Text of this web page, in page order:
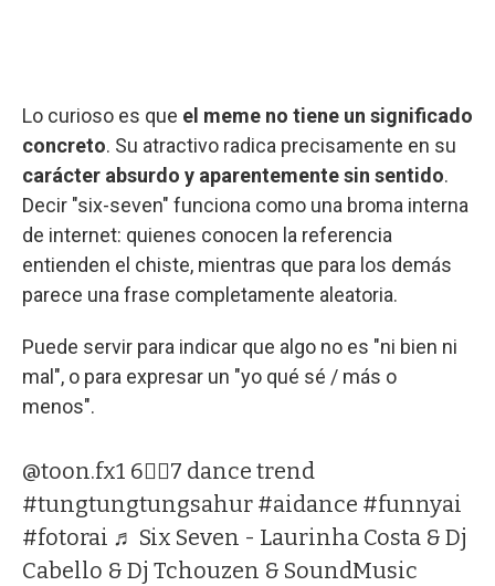
Lo curioso es que el meme no tiene un significado
concreto. Su atractivo radica precisamente en su
carácter absurdo y aparentemente sin sentido.
Decir "six-seven" funciona como una broma interna
de internet: quienes conocen la referencia
entienden el chiste, mientras que para los demás
parece una frase completamente aleatoria.
Puede servir para indicar que algo no es "ni bien ni
mal", o para expresar un "yo qué sé / más o
menos".
@toon.fx1 6🤷‍♀️7 dance trend
#tungtungtungsahur #aidance #funnyai
#fotorai ♬ Six Seven - Laurinha Costa & Dj
Cabello & Dj Tchouzen & SoundMusic